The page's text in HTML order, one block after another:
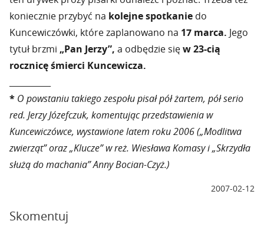
koniecznie przybyć na kolejne spotkanie do
Kuncewiczówki, które zaplanowano na 17 marca. Jego
tytuł brzmi „Pan Jerzy”, a odbędzie sięw 23-cią
rocznicę śmierci Kuncewicza.
* O powstaniu takiego zespołu pisał pół żartem, pół serio
red. Jerzy Józefczuk, komentując przedstawienia w
Kuncewiczówce, wystawione latem roku 2006 („Modlitwa
zwierząt” oraz „Klucze” w reż. Wiesława Komasy i „Skrzydła
służą do machania” Anny Bocian-Czyż.)
2007-02-12
Skomentuj